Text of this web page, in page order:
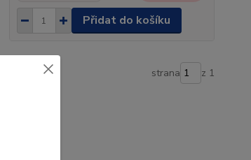
Přidat do košíku
strana z 1